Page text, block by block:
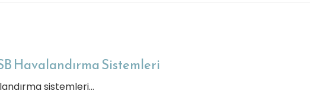
Havalandırma Sistemleri
sistemleri…